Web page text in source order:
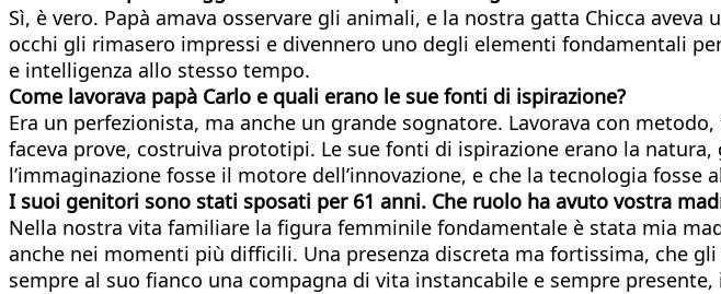
Sì, è vero. Papà amava osservare gli animali, e la nostra gatta Chicca
occhi gli rimasero impressi e divennero uno degli elementi fondamentali
e intelligenza allo stesso tempo.
Come lavorava papà Carlo e quali erano le sue fonti di ispirazione?
Era un perfezionista, ma anche un grande sognatore. Lavorava con
faceva prove, costruiva prototipi. Le sue fonti di ispirazione erano la
l’immaginazione fosse il motore dell’innovazione, e che la tecnologia fosse
I suoi genitori sono stati sposati per 61 anni. Che ruolo ha avuto vostra
Nella nostra vita familiare la figura femminile fondamentale è stata mia
anche nei momenti più difficili. Una presenza discreta ma fortissima, che
sempre al suo fianco una compagna di vita instancabile e sempre